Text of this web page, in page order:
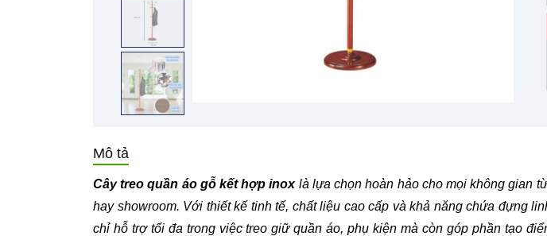
Mô tả
Cây treo quần áo gỗ kết hợp inoxlà lựa chọn hoàn hảo cho mọi không gian
hay showroom. Với thiết kế tinh tế, chất liệu cao cấp và khả năng chứa đựng
chỉ hỗ trợ tối đa trong việc treo giữ quần áo, phụ kiện mà còn góp phần tạo